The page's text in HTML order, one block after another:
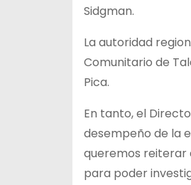
Sidgman.
La autoridad
Comunitario de
Pica.
En tanto, el
desempeño de la
queremos reiterar
para poder